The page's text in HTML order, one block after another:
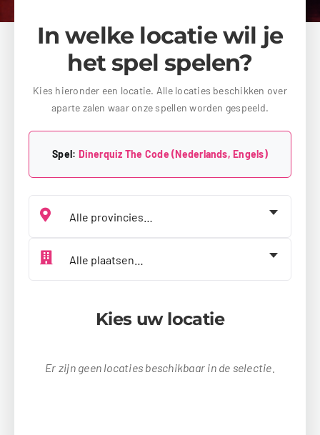
In welke locatie wil je
het spel spelen?
Kies hieronder een locatie. Alle locaties beschikken over
aparte zalen waar onze spellen worden gespeeld.
Spel: Dinerquiz The Code (Nederlands, Engels)
Kies jouw provincie
Kies jouw plaats
Kies uw locatie
Er zijn geen locaties beschikbaar in de selectie.